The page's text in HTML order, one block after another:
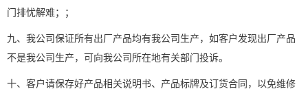
门排忧解难；；
九、我公司保证所有出厂产品均有我公司生产，如客户发现出厂产品
不是我公司生产，可向我公司所在地有关部门投诉。
十、客户请保存好产品相关说明书、产品标牌及订货合同，以免维修